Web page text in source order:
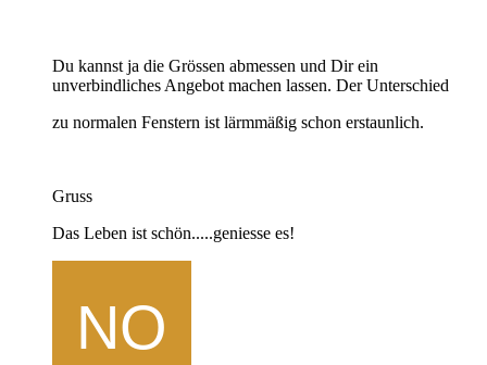
Du kannst ja die Grössen abmessen und Dir ein
unverbindliches Angebot machen lassen. Der Unterschied
zu normalen Fenstern ist lärmmäßig schon erstaunlich.
Gruss
Das Leben ist schön.....geniesse es!